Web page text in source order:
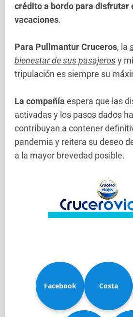
crédito a bordo para disfrutar
vacaciones.
Para Pullmantur Cruceros, la
bienestar de sus pasajerosy
tripulación es siempre su
La compañía espera que las
activadas y los pasos dados
contribuyan a contener
pandemia y reitera su deseo
a la mayor brevedad posible.
Facebook Costa